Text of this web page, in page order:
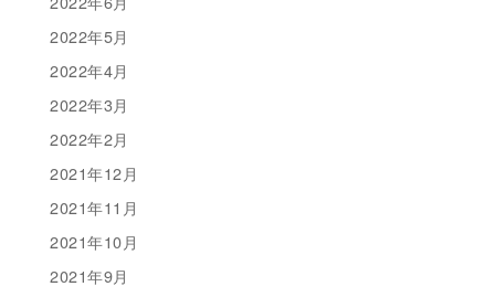
2022年5月
2022年4月
2022年3月
2022年2月
2021年12月
2021年11月
2021年10月
2021年9月